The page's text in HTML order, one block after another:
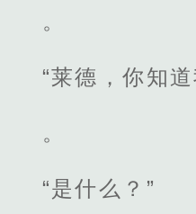
。
“莱德，你知
。
“是什么？”